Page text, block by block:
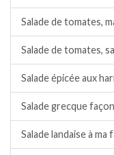
Salade de tomates,
Salade de tomates,
Salade épicée aux
Salade grecque
Salade landaise à ma